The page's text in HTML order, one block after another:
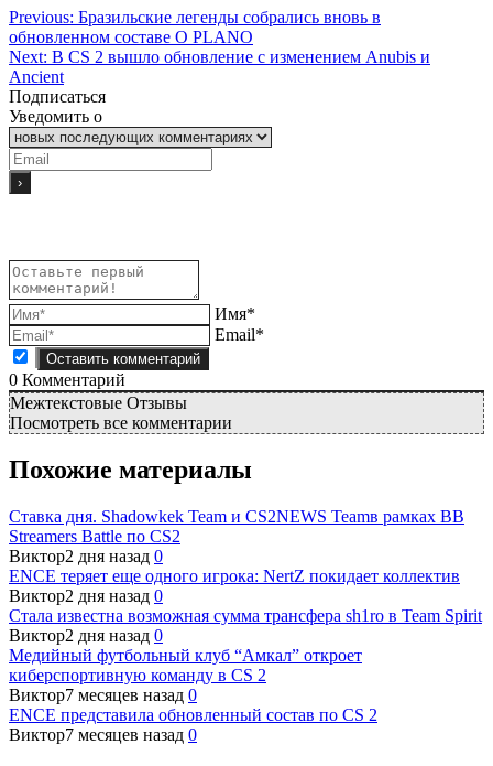
Previous: Бразильские легенды собрались вновь в
обновленном составе O PLANO
Next: В CS 2 вышло обновление с изменением Anubis и
Ancient
Подписаться
Уведомить о
Имя*
Email*
0 Комментарий
Межтекстовые Отзывы
Посмотреть все комментарии
Похожие материалы
Ставка дня. Shadowkek Team и CS2NEWS Teamв рамках BB
Streamers Battle по CS2
Виктор2 дня назад 0
ENCE теряет еще одного игрока: NertZ покидает коллектив
Виктор2 дня назад 0
Стала известна возможная сумма трансфера sh1ro в Team Spirit
Виктор2 дня назад 0
Медийный футбольный клуб “Амкал” откроет
киберспортивную команду в CS 2
Виктор7 месяцев назад 0
ENCE представила обновленный состав по CS 2
Виктор7 месяцев назад 0